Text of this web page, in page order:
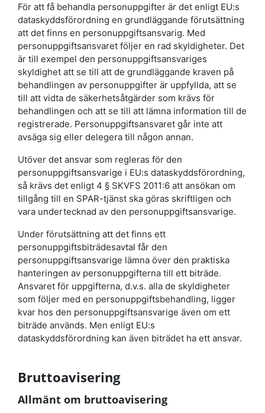
För att få behandla personuppgifter är det enligt EU:s
dataskyddsförordning en grundläggande förutsättning
att det finns en personuppgiftsansvarig. Med
personuppgiftsansvaret följer en rad skyldigheter. Det
är till exempel den personuppgiftsansvariges
skyldighet att se till att de grundläggande kraven på
behandlingen av personuppgifter är uppfyllda, att se
till att vidta de säkerhetsåtgärder som krävs för
behandlingen och att se till att lämna information till de
registrerade. Personuppgiftsansvaret går inte att
avsäga sig eller delegera till någon annan.
Utöver det ansvar som regleras för den
personuppgiftsansvarige i EU:s dataskyddsförordning,
så krävs det enligt 4 § SKVFS 2011:6 att ansökan om
tillgång till en SPAR-tjänst ska göras skriftligen och
vara undertecknad av den personuppgiftsansvarige.
Under förutsättning att det finns ett
personuppgiftsbiträdesavtal får den
personuppgiftsansvarige lämna över den praktiska
hanteringen av personuppgifterna till ett biträde.
Ansvaret för uppgifterna, d.v.s. alla de skyldigheter
som följer med en personuppgiftsbehandling, ligger
kvar hos den personuppgiftsansvarige även om ett
biträde används. Men enligt EU:s
dataskyddsförordning kan även biträdet ha ett ansvar.
Bruttoavisering
Allmänt om bruttoavisering